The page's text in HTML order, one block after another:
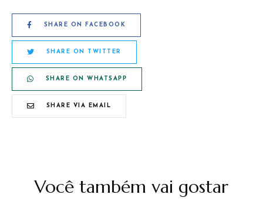
SHARE ON FACEBOOK
SHARE ON TWITTER
SHARE ON WHATSAPP
SHARE VIA EMAIL
Você também vai gostar